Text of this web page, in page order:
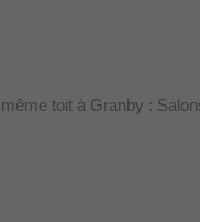
toit à Granby :